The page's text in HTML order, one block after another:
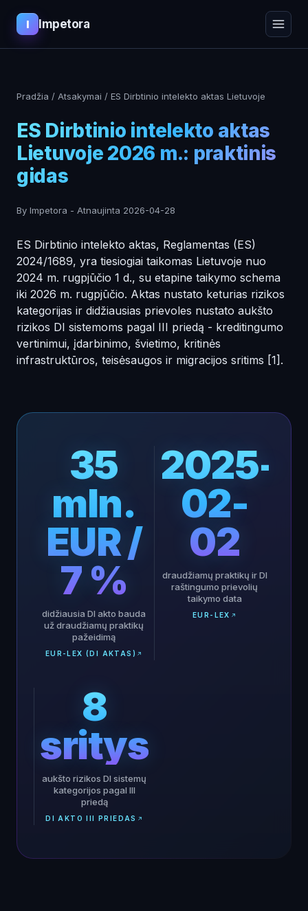
I Impetora
Pradžia / Atsakymai / ES Dirbtinio intelekto aktas Lietuvoje
ES Dirbtinio intelekto aktas
Lietuvoje 2026 m.: praktinis
gidas
By Impetora - Atnaujinta 2026-04-28
ES Dirbtinio intelekto aktas, Reglamentas (ES)
2024/1689, yra tiesiogiai taikomas Lietuvoje nuo
2024 m. rugpjūčio 1 d., su etapine taikymo schema
iki 2026 m. rugpjūčio. Aktas nustato keturias rizikos
kategorijas ir didžiausias prievoles nustato aukšto
rizikos DI sistemoms pagal III priedą - kreditingumo
vertinimui, įdarbinimo, švietimo, kritinės
infrastruktūros, teisėsaugos ir migracijos sritims [1] .
35
mln.
EUR /
7 %
didžiausia DI akto bauda
už draudžiamų praktikų
pažeidimą
EUR-LEX (DI AKTAS)
2025-
02-
02
draudžiamų praktikų ir DI
raštingumo prievolių
taikymo data
EUR-LEX
8
sritys
aukšto rizikos DI sistemų
kategorijos pagal III
priedą
DI AKTO III PRIEDAS